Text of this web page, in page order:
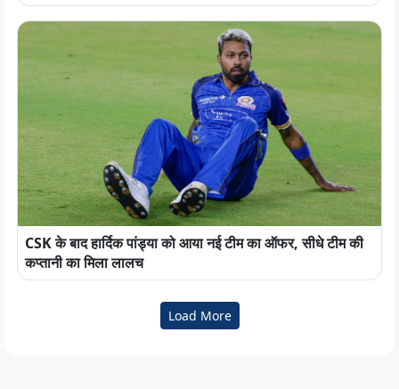
CSK के बाद हार्दिक पांड्या को आया नई टीम का ऑफर, सीधे टीम की
कप्तानी का मिला लालच
Load More